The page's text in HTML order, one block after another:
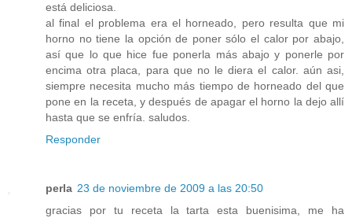
está deliciosa.
al final el problema era el horneado, pero resulta que mi
horno no tiene la opción de poner sólo el calor por abajo,
así que lo que hice fue ponerla más abajo y ponerle por
encima otra placa, para que no le diera el calor. aún asi,
siempre necesita mucho más tiempo de horneado del que
pone en la receta, y después de apagar el horno la dejo allí
hasta que se enfría. saludos.
Responder
perla 23 de noviembre de 2009 a las 20:50
gracias por tu receta la tarta esta buenisima, me ha